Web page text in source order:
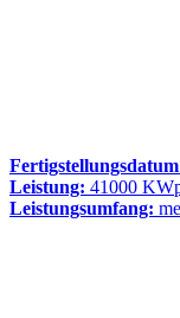
Leistung: 41000
Leistungsumfang: